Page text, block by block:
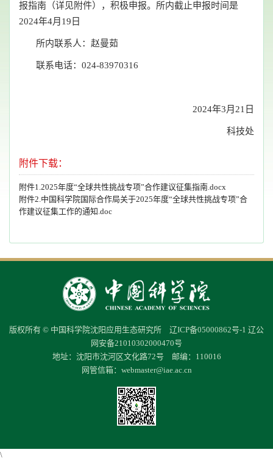
报指南（详见附件），积极申报。所内截止申报时间是
2024年4月19日
所内联系人：赵曼茹
联系电话：024-83970316
2024年3月21日
科技处
附件下载：
附件1.2025年度“全球共性挑战专项”合作建议征集指南.docx
附件2.中国科学院国际合作局关于2025年度“全球共性挑战专项”合
作建议征集工作的通知.doc
版权所有 © 中国科学院沈阳应用生态研究所 辽ICP备05000862号-1 辽公
网安备21010302000470号
地址：沈阳市沈河区文化路72号 邮编：110016
网管信箱： webmaster@iae.ac.cn
\